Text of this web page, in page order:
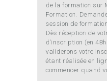
de la formation sur
Formation.
session de formation.
Dès réception de
d’inscription (en
validerons votre
étant réalisée en
commencer quand